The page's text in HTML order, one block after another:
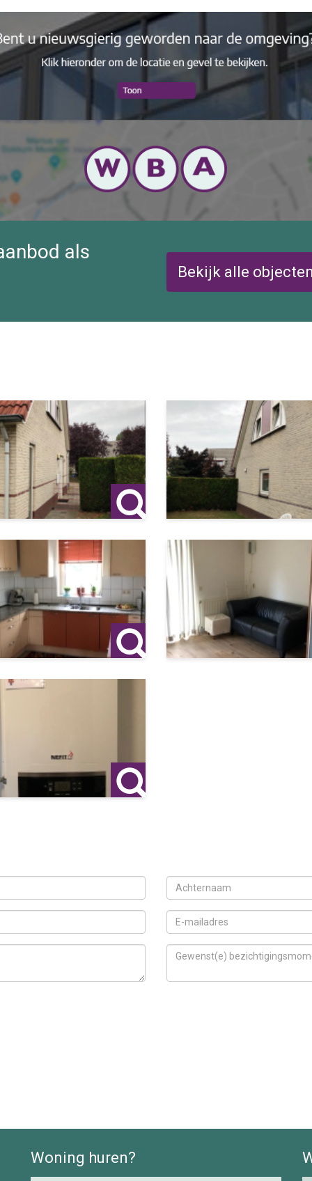
voor verhuur.
huurstroom)
als partijen die zelf de verhuur willen optimaliseren.
adres is niet mogelijk
en flexibiliteit. Een uitstekende kans voor de belegger die
in het recreatieve segment.
of plannen wij een bezichtiging.
als
Bekijk alle
Woning huren?